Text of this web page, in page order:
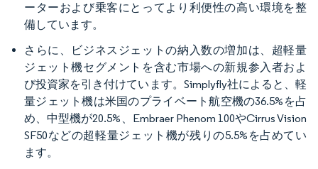
ーターおよび乗客にとってより利便性の高い環境を整
備しています。
さらに、ビジネスジェットの納入数の増加は、超軽量
ジェット機セグメントを含む市場への新規参入者およ
び投資家を引き付けています。Simplyfly社によると、軽
量ジェット機は米国のプライベート航空機の36.5%を占
め、中型機が20.5%、Embraer Phenom 100やCirrus Vision
SF50などの超軽量ジェット機が残りの5.5%を占めてい
ます。